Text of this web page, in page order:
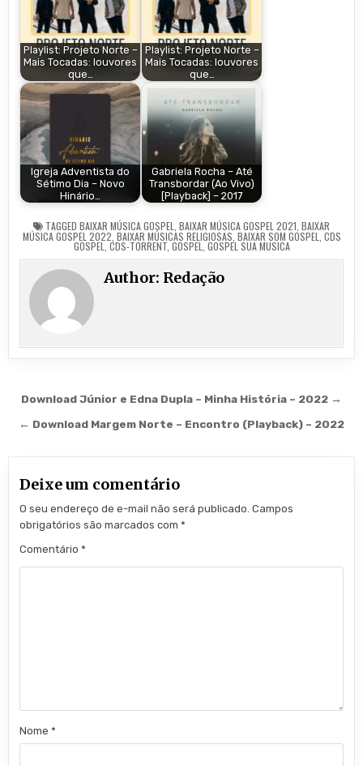
Playlist: Projeto Norte –
Mais Tocadas: louvores
que…
Playlist: Projeto Norte –
Mais Tocadas: louvores
que…
Igreja Adventista do
Sétimo Dia – Novo
Hinário…
Gabriela Rocha – Até
Transbordar (Ao Vivo)
[Playback] – 2017
TAGGED BAIXAR MÚSICA GOSPEL BAIXAR MÚSICA GOSPEL 2021 BAIXAR
MÚSICA GOSPEL 2022 BAIXAR MÚSICAS RELIGIOSAS BAIXAR SOM GOSPEL CDS
GOSPEL CDS-TORRENT, GOSPEL GOSPEL SUA MUSICA
Author: Redação
Navegação de Post
Download Júnior e Edna Dupla – Minha História – 2022 →
← Download Margem Norte – Encontro (Playback) – 2022
Deixe um comentário
O seu endereço de e-mail não será publicado. Campos
obrigatórios são marcados com*
Comentário*
Nome*